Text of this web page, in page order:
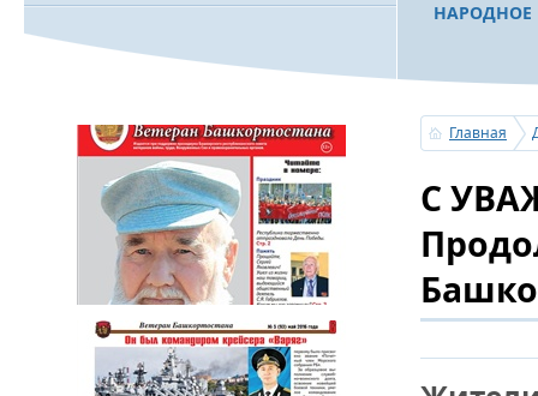
МУРТАЗЕ РАХИМОВЕ
НАРОДНОЕ
СОВЕТА
«УРАЛ»
Главная
С